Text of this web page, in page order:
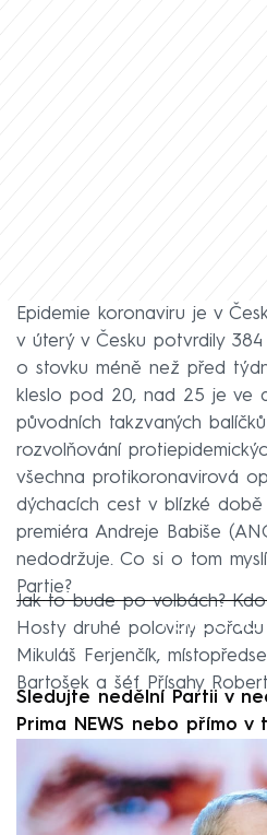
Epidemie koronaviru je v
v úterý v Česku potvrdily
o stovku méně než před
kleslo pod 20, nad 25 je ve
původních takzvaných
rozvolňování
všechna protikoronavirová
dýchacích cest v blízké době
premiéra Andreje Babiše
nedodržuje. Co si o tom
Partie?
Failed
Jak to bude po volbách?
Hosty druhé poloviny
Mikuláš Ferjenčík,
Bartošek a šéf Přísahy
Sledujte nedělní Partii v
Prima NEWS nebo přímo v